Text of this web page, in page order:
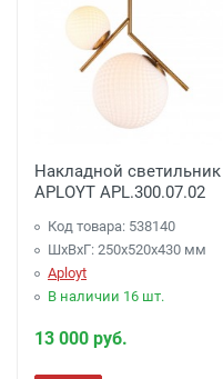
Накладной светильник
APLOYT APL.300.07.02
Код товара: 538140
ШхВхГ: 250x520x430 мм
Aployt
В наличии 16 шт.
13 000 руб.